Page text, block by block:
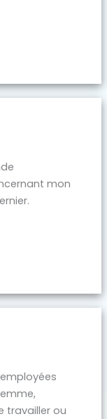
mon
travailler ou